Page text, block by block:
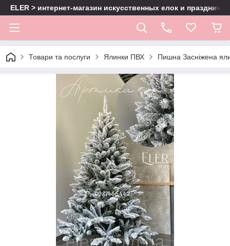
ELER > интернет-магазин искусственных елок и
Товари та послуги Ялинки ПВХ Пишна Засніжена